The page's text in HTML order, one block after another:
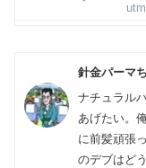
針金パーマ
ナチュラル
あげたい。
に前髪頑張
のデブはど